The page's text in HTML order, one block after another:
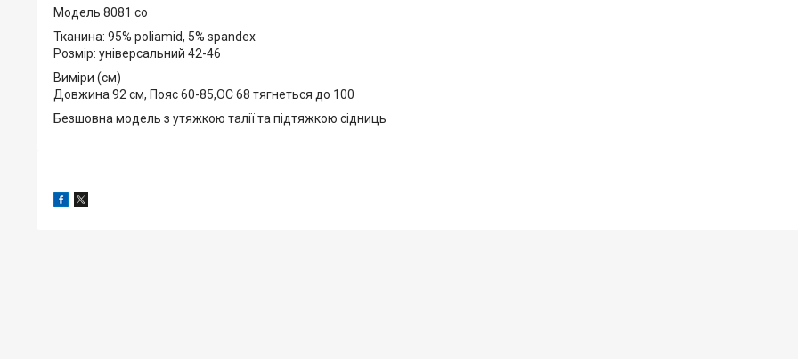
Модель 8081 со
Тканина: 95% poliamid, 5% spandex
Розмір: універсальний 42-46
Виміри (см)
Довжина 92 см, Пояс 60-85,ОС 68 тягнеться до 100
Безшовна модель з утяжкою талії та підтяжкою сідниць